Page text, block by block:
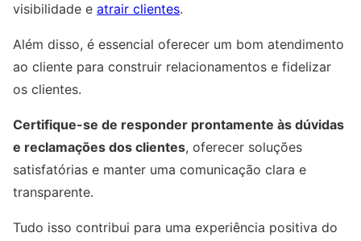
visibilidade e atrair clientes.
Além disso, é essencial oferecer um bom atendimento
ao cliente para construir relacionamentos e fidelizar
os clientes.
Certifique-se de responder prontamente às dúvidas
e reclamações dos clientes, oferecer soluções
satisfatórias e manter uma comunicação clara e
transparente.
Tudo isso contribui para uma experiência positiva do